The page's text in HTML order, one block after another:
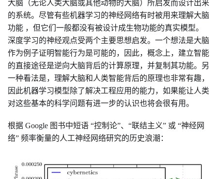
大脑（无论人类大脑或其他动物的大脑）所启发而设计出来
的系统。尽管有些机器学习的神经网络有时被用来理解大脑
功能 ，但它们一般都没有被设计成生物功能的真实模型。
深度学习的神经观点受两个主要思想启发。一个想法是大脑
作为例子证明智能行为是可能的，因此，概念上，建立智能
的直接途径是逆向大脑背后的计算原理，并复制其功能。另
一种看法是，理解大脑和人类智能背后的原理也非常有趣，
因此机器学习模型除了解决工程应用的能力，如果能让人类
对这些基本的科学问题有进一步的认识也将会很有用。
根据 Google 图书中短语 “控制论”、“联结主义” 或 “神经网
络” 频率衡量的人工神经网络研究的历史浪潮：